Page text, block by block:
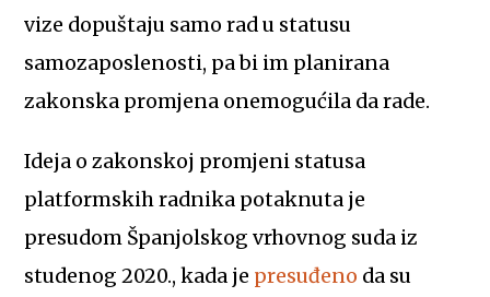
vize dopuštaju samo rad u statusu
samozaposlenosti, pa bi im planirana
zakonska promjena onemogućila da rade.
Ideja o zakonskoj promjeni statusa
platformskih radnika potaknuta je
presudom Španjolskog vrhovnog suda iz
studenog 2020., kada je presuđeno da su